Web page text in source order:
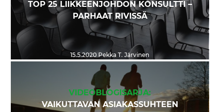
TOP 25 LIIKKEENJOHDON KONSULTTI –
PARHAAT RIVISSÄ
15.5.2020 Pekka T. Järvinen
VIDEOBLOGISARJA:
VAIKUTTAVAN ASIAKASSUHTEEN